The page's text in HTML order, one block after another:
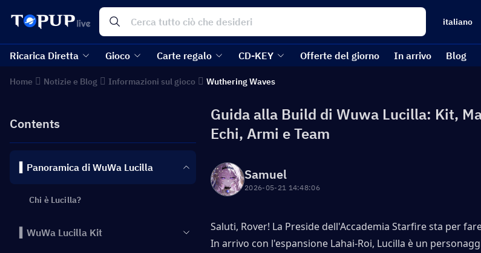
italiano
Ricarica Diretta Gioco Carte regalo CD-KEY Offerte del giorno In arrivo Blog
Home Notizie e Blog Informazioni sul gioco Wuthering Waves
Contents
▍Panoramica di WuWa Lucilla
Chi è Lucilla?
▍WuWa Lucilla Kit
Guida alla Build di Wuwa Lucilla: Kit,
Echi, Armi e Team
Samuel
2026-05-21 14:48:06
Saluti, Rover! La Preside dell'Accademia Starfire sta per
In arrivo con l'espansione Lahai-Roi, Lucilla è un